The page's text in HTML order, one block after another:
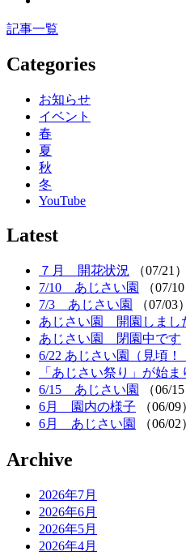
記事一覧
Categories
お知らせ
イベント
春
夏
秋
冬
YouTube
Latest
７月 開花状況
（07/21）
7/10 あじさい園
（07/10
7/3 あじさい園
（07/03）
あじさい園 開園しまし
あじさい園 閉園中です
6/22 あじさい園（見頃！
「あじさい祭り」が始ま
6/15 あじさい園
（06/15
6月 園内の様子
（06/09
6月 あじさい園
（06/02
Archive
2026年7月
2026年6月
2026年5月
2026年4月